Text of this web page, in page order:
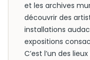
et les archives
découvrir des
installations
expositions
C’est l’un des